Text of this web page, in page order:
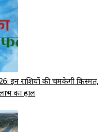
इन राशियों की चमकेगी किस्मत,
का हाल